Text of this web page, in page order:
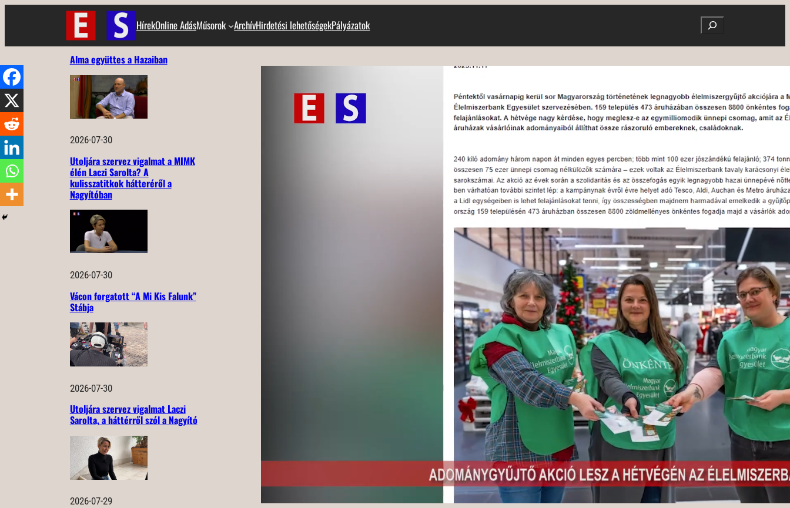
HírekOnline AdásMűsorok ArchívHirdetési lehetőségekPályázatok Search
Alma együttes a Hazaiban
2026-07-30
Utoljára szervez vigalmat a MIMK
élén Laczi Sarolta? A
kulisszatitkok hátteréről a
Nagyítóban
2026-07-30
Vácon forgatott “A Mi Kis Falunk”
Stábja
2026-07-30
Utoljára szervez vigalmat Laczi
Sarolta, a háttérről szól a Nagyító
2026-07-29